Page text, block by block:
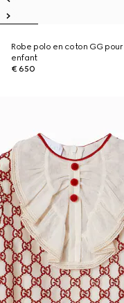
Robe polo en coton GG pour
enfant
€ 650